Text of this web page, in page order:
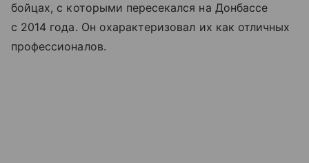
бойцах, с которыми пересекался на Донбассе
с 2014 года. Он охарактеризовал их как отличных
профессионалов.